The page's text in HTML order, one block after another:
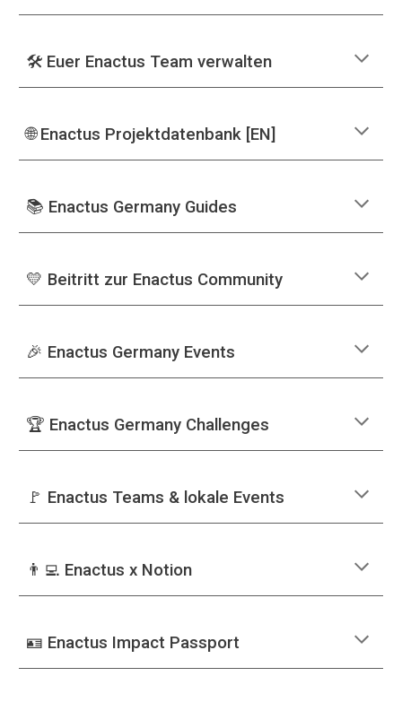
🛠️ Euer Enactus Team verwalten
🌐 Enactus Projektdatenbank [EN]
📚 Enactus Germany Guides
💛 Beitritt zur Enactus Community
🎉 Enactus Germany Events
🏆 Enactus Germany Challenges
🚩 Enactus Teams & lokale Events
👨‍💻 Enactusx Notion
🪪 Enactus Impact Passport